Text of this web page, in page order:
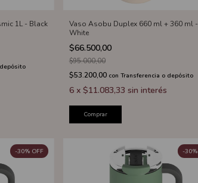
1L - Black
Vaso Asobu Duplex 660 ml + 360 ml -
White
$66.500,00
$95.000,00
$53.200,00 con Transferencia o depósito
6 x $11.083,33 sin interés
Comprar
-30% OFF -30%